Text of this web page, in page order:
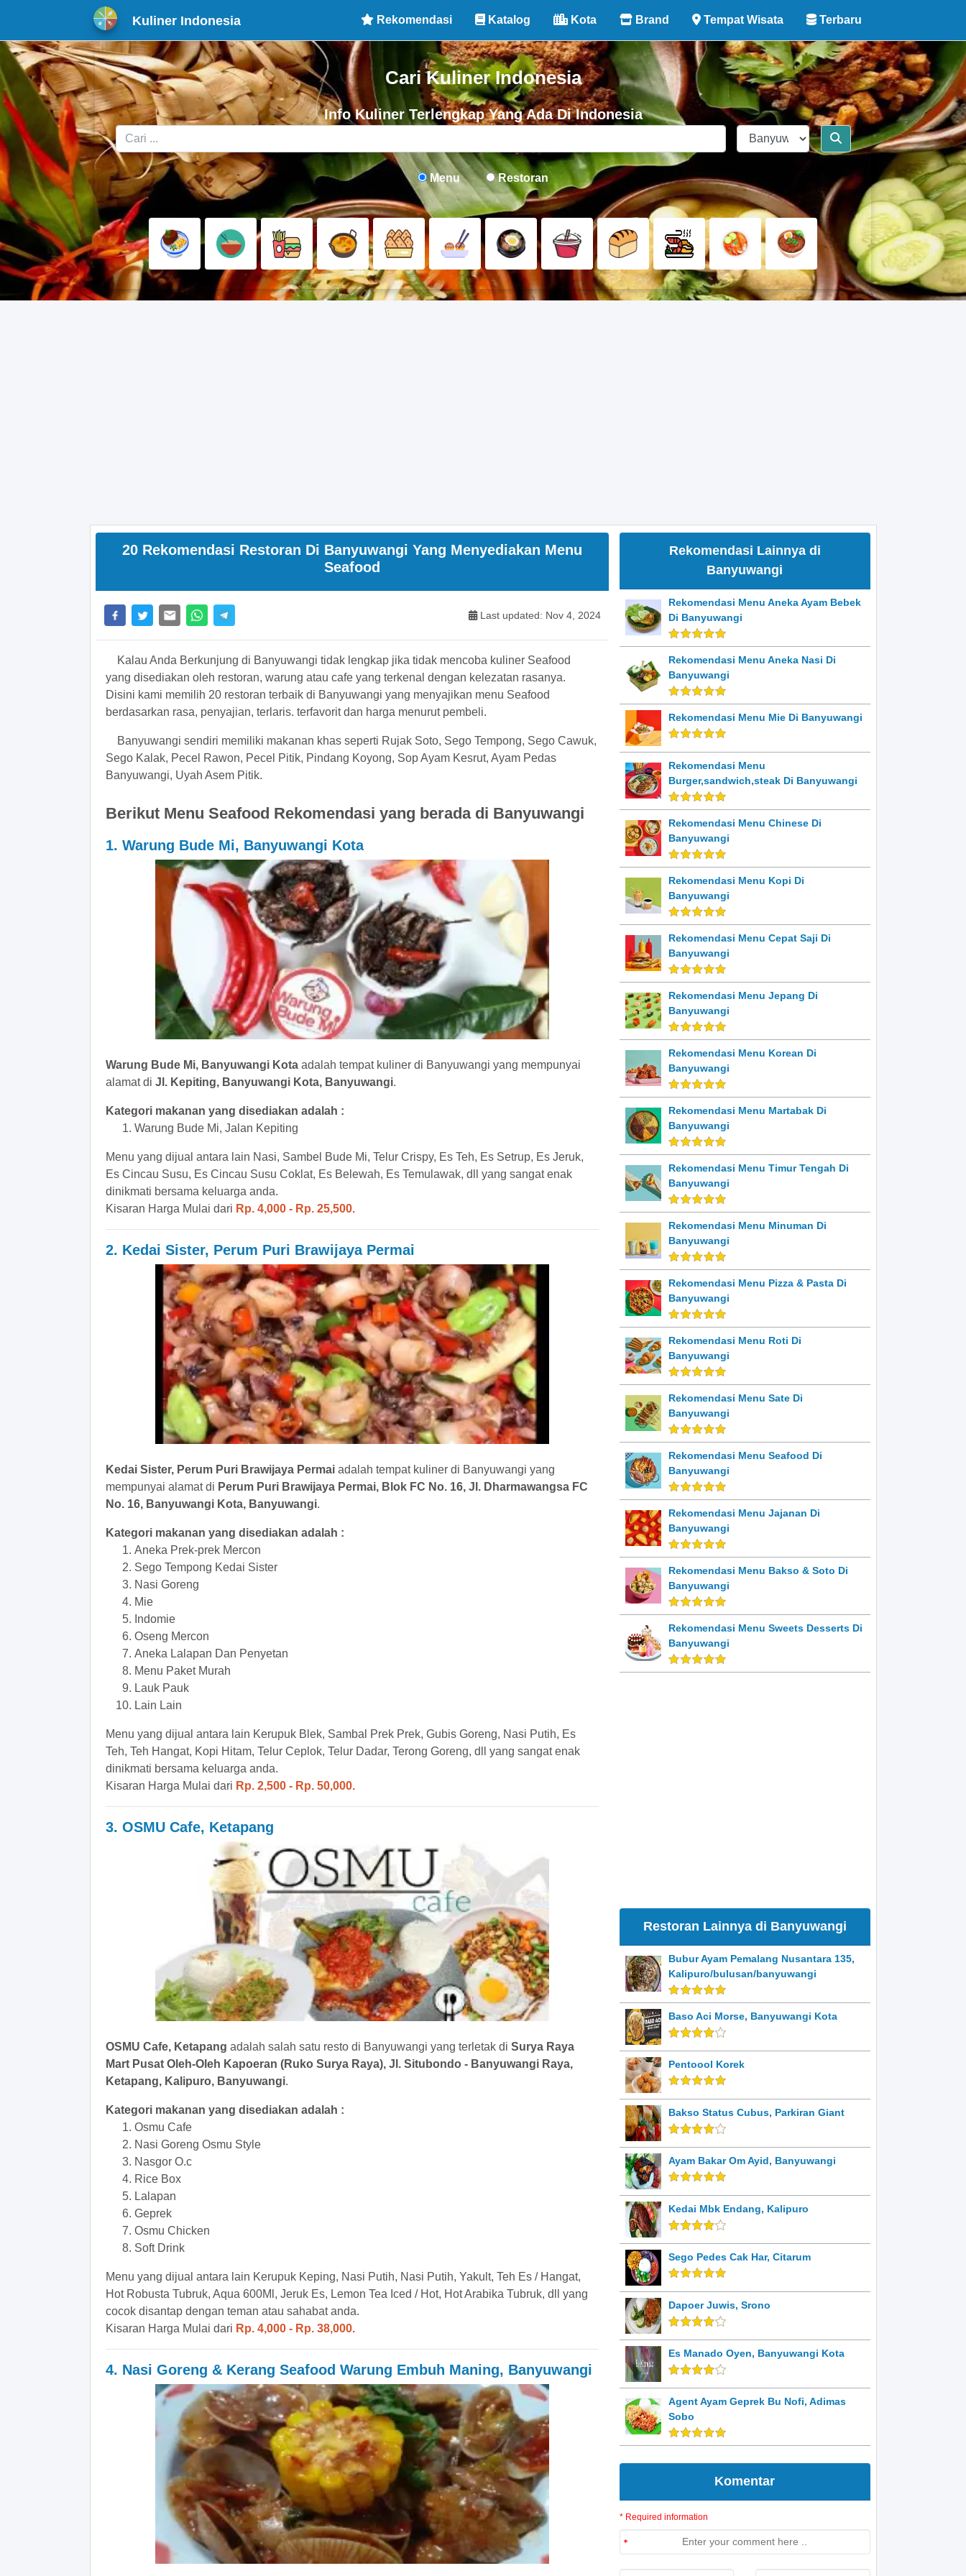
Kuliner Indonesia Rekomendasi Katalog Kota Brand Tempat Wisata Terbaru
Cari Kuliner Indonesia
Info Kuliner Terlengkap Yang Ada Di Indonesia
Menu Restoran
20 Rekomendasi Restoran Di Banyuwangi Yang Menyediakan Menu
Seafood
Last updated: Nov 4, 2024
Kalau Anda Berkunjung di Banyuwangi tidak lengkap jika tidak mencoba kuliner Seafood
yang disediakan oleh restoran, warung atau cafe yang terkenal dengan kelezatan rasanya.
Disini kami memilih 20 restoran terbaik di Banyuwangi yang menyajikan menu Seafood
berdasarkan rasa, penyajian, terlaris. terfavorit dan harga menurut pembeli.
Banyuwangi sendiri memiliki makanan khas seperti Rujak Soto, Sego Tempong, Sego Cawuk,
Sego Kalak, Pecel Rawon, Pecel Pitik, Pindang Koyong, Sop Ayam Kesrut, Ayam Pedas
Banyuwangi, Uyah Asem Pitik.
Berikut Menu Seafood Rekomendasi yang berada di Banyuwangi
1. Warung Bude Mi, Banyuwangi Kota
Warung Bude Mi, Banyuwangi Kota adalah tempat kuliner di Banyuwangi yang mempunyai
alamat di Jl. Kepiting, Banyuwangi Kota, Banyuwangi.
Kategori makanan yang disediakan adalah :
Warung Bude Mi, Jalan Kepiting
Menu yang dijual antara lain Nasi, Sambel Bude Mi, Telur Crispy, Es Teh, Es Setrup, Es Jeruk,
Es Cincau Susu, Es Cincau Susu Coklat, Es Belewah, Es Temulawak, dll yang sangat enak
dinikmati bersama keluarga anda.
Kisaran Harga Mulai dari Rp. 4,000 - Rp. 25,500.
2. Kedai Sister, Perum Puri Brawijaya Permai
Kedai Sister, Perum Puri Brawijaya Permai adalah tempat kuliner di Banyuwangi yang
mempunyai alamat di Perum Puri Brawijaya Permai, Blok FC No. 16, Jl. Dharmawangsa FC
No. 16, Banyuwangi Kota, Banyuwangi.
Kategori makanan yang disediakan adalah :
Aneka Prek-prek Mercon
Sego Tempong Kedai Sister
Nasi Goreng
Mie
Indomie
Oseng Mercon
Aneka Lalapan Dan Penyetan
Menu Paket Murah
Lauk Pauk
Lain Lain
Menu yang dijual antara lain Kerupuk Blek, Sambal Prek Prek, Gubis Goreng, Nasi Putih, Es
Teh, Teh Hangat, Kopi Hitam, Telur Ceplok, Telur Dadar, Terong Goreng, dll yang sangat enak
dinikmati bersama keluarga anda.
Kisaran Harga Mulai dari Rp. 2,500 - Rp. 50,000.
3. OSMU Cafe, Ketapang
OSMU Cafe, Ketapang adalah salah satu resto di Banyuwangi yang terletak di Surya Raya
Mart Pusat Oleh-Oleh Kapoeran (Ruko Surya Raya), Jl. Situbondo - Banyuwangi Raya,
Ketapang, Kalipuro, Banyuwangi.
Kategori makanan yang disediakan adalah :
Osmu Cafe
Nasi Goreng Osmu Style
Nasgor O.c
Rice Box
Lalapan
Geprek
Osmu Chicken
Soft Drink
Menu yang dijual antara lain Kerupuk Keping, Nasi Putih, Nasi Putih, Yakult, Teh Es / Hangat,
Hot Robusta Tubruk, Aqua 600Ml, Jeruk Es, Lemon Tea Iced / Hot, Hot Arabika Tubruk, dll yang
cocok disantap dengan teman atau sahabat anda.
Kisaran Harga Mulai dari Rp. 4,000 - Rp. 38,000.
4. Nasi Goreng & Kerang Seafood Warung Embuh Maning, Banyuwangi
Rekomendasi Lainnya di
Banyuwangi
Rekomendasi Menu Aneka Ayam Bebek
Di Banyuwangi
Rekomendasi Menu Aneka Nasi Di
Banyuwangi
Rekomendasi Menu Mie Di Banyuwangi
Rekomendasi Menu
Burger,sandwich,steak Di Banyuwangi
Rekomendasi Menu Chinese Di
Banyuwangi
Rekomendasi Menu Kopi Di
Banyuwangi
Rekomendasi Menu Cepat Saji Di
Banyuwangi
Rekomendasi Menu Jepang Di
Banyuwangi
Rekomendasi Menu Korean Di
Banyuwangi
Rekomendasi Menu Martabak Di
Banyuwangi
Rekomendasi Menu Timur Tengah Di
Banyuwangi
Rekomendasi Menu Minuman Di
Banyuwangi
Rekomendasi Menu Pizza & Pasta Di
Banyuwangi
Rekomendasi Menu Roti Di
Banyuwangi
Rekomendasi Menu Sate Di
Banyuwangi
Rekomendasi Menu Seafood Di
Banyuwangi
Rekomendasi Menu Jajanan Di
Banyuwangi
Rekomendasi Menu Bakso & Soto Di
Banyuwangi
Rekomendasi Menu Sweets Desserts Di
Banyuwangi
Restoran Lainnya di Banyuwangi
Bubur Ayam Pemalang Nusantara 135,
Kalipuro/bulusan/banyuwangi
Baso Aci Morse, Banyuwangi Kota
Pentoool Korek
Bakso Status Cubus, Parkiran Giant
Ayam Bakar Om Ayid, Banyuwangi
Kedai Mbk Endang, Kalipuro
Sego Pedes Cak Har, Citarum
Dapoer Juwis, Srono
Es Manado Oyen, Banyuwangi Kota
Agent Ayam Geprek Bu Nofi, Adimas
Sobo
Komentar
* Required information